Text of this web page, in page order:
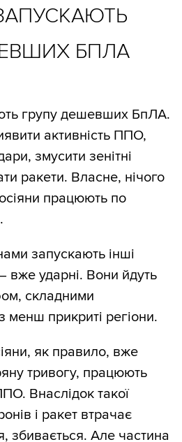
БПЛА
групу дешевших БпЛА.
активність ППО,
змусити зенітні
ракети. Власне, нічого
працюють по
запускають інші
ударні. Вони йдуть
складними
прикриті регіони.
як правило, вже
тривогу, працюють
Внаслідок такої
і ракет втрачає
збивається. Але частина